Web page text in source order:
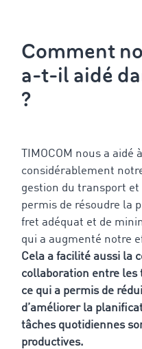
Comment
a-t-il aidé
?
TIMOCOM nous a aidé
considérablement
gestion du transport et
permis de résoudre la
fret adéquat et de
qui a augmenté notre
Cela a facilité aussi la
collaboration entre
ce qui a permis de
d’améliorer la
tâches quotidiennes
productives.